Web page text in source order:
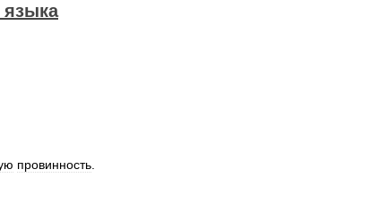
языка
провинность